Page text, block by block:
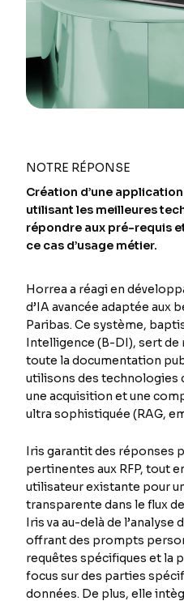
NOTRE RÉPONSE
Création d’une
utilisant les meilleures
répondre aux pré-requis
ce cas d’usage métier.
Horrea a réagi en
d’IA avancée adaptée aux
Paribas. Ce système,
Intelligence (B-DI), sert
toute la documentation
utilisons des technologies
une acquisition et une
ultra sophistiquée (RAG,
Iris garantit des réponses
pertinentes aux RFP, tout
utilisateur existante pour
transparente dans le flux
Iris va au-delà de l’analyse
offrant des prompts
requêtes spécifiques et la
focus sur des parties
données. De plus, elle